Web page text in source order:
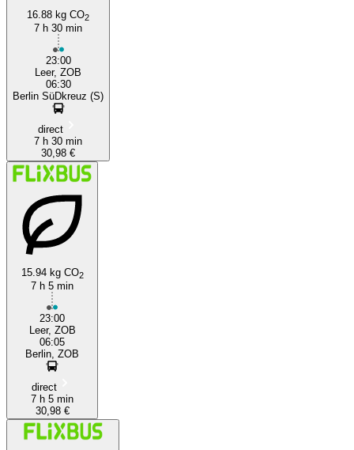
16.88 kg CO2
7 h 30 min
23:00
Leer, ZOB
06:30
Berlin SüDkreuz (S)
direct
7 h 30 min
30,98 €
15.94 kg CO2
7 h 5 min
23:00
Leer, ZOB
06:05
Berlin, ZOB
direct
7 h 5 min
30,98 €